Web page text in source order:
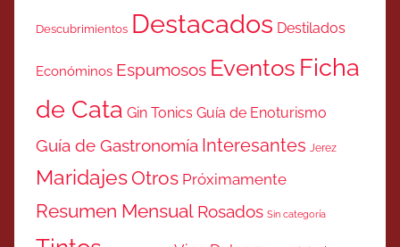
Descubrimientos Destacados Destilados
Económinos Espumosos Eventos Ficha
de Cata Gin Tonics Guía de Enoturismo
Guía de Gastronomía Interesantes Jerez
MaridajesOtros Próximamente
Resumen Mensual Rosados Sin categoría